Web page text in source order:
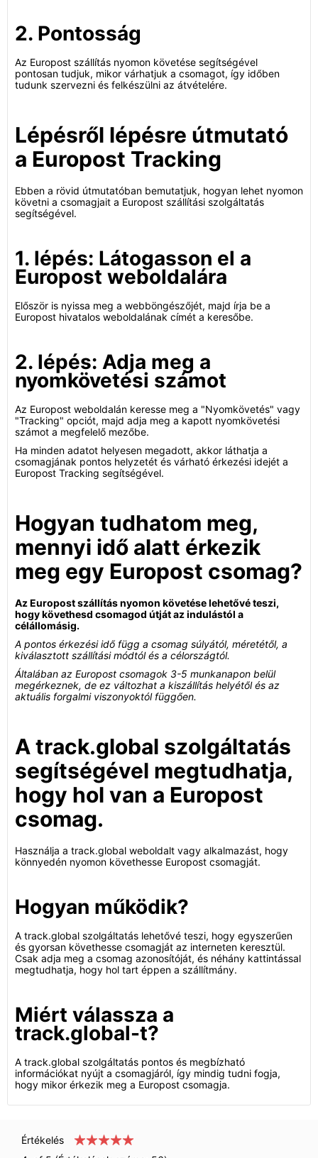
2. Pontosság
Az Europost szállítás nyomon követése segítségével
pontosan tudjuk, mikor várhatjuk a csomagot, így időben
tudunk szervezni és felkészülni az átvételére.
Lépésről lépésre útmutató
a Europost Tracking
Ebben a rövid útmutatóban bemutatjuk, hogyan lehet nyomon
követni a csomagjait a Europost szállítási szolgáltatás
segítségével.
1. lépés: Látogasson el a
Europost weboldalára
Először is nyissa meg a webböngészőjét, majd írja be a
Europost hivatalos weboldalának címét a keresőbe.
2. lépés: Adja meg a
nyomkövetési számot
Az Europost weboldalán keresse meg a "Nyomkövetés" vagy
"Tracking" opciót, majd adja meg a kapott nyomkövetési
számot a megfelelő mezőbe.
Ha minden adatot helyesen megadott, akkor láthatja a
csomagjának pontos helyzetét és várható érkezési idejét a
Europost Tracking segítségével.
Hogyan tudhatom meg,
mennyi idő alatt érkezik
meg egy Europost csomag?
Az Europost szállítás nyomon követése lehetővé teszi,
hogy követhesd csomagod útját az indulástól a
célállomásig.
A pontos érkezési idő függ a csomag súlyától, méretétől, a
kiválasztott szállítási módtól és a célországtól.
Általában az Europost csomagok 3-5 munkanapon belül
megérkeznek, de ez változhat a kiszállítás helyétől és az
aktuális forgalmi viszonyoktól függően.
A track.global szolgáltatás
segítségével megtudhatja,
hogy hol van a Europost
csomag.
Használja a track.global weboldalt vagy alkalmazást, hogy
könnyedén nyomon követhesse Europost csomagját.
Hogyan működik?
A track.global szolgáltatás lehetővé teszi, hogy egyszerűen
és gyorsan követhesse csomagját az interneten keresztül.
Csak adja meg a csomag azonosítóját, és néhány kattintással
megtudhatja, hogy hol tart éppen a szállítmány.
Miért válassza a
track.global-t?
A track.global szolgáltatás pontos és megbízható
információkat nyújt a csomagjáról, így mindig tudni fogja,
hogy mikor érkezik meg a Europost csomagja.
Értékelés